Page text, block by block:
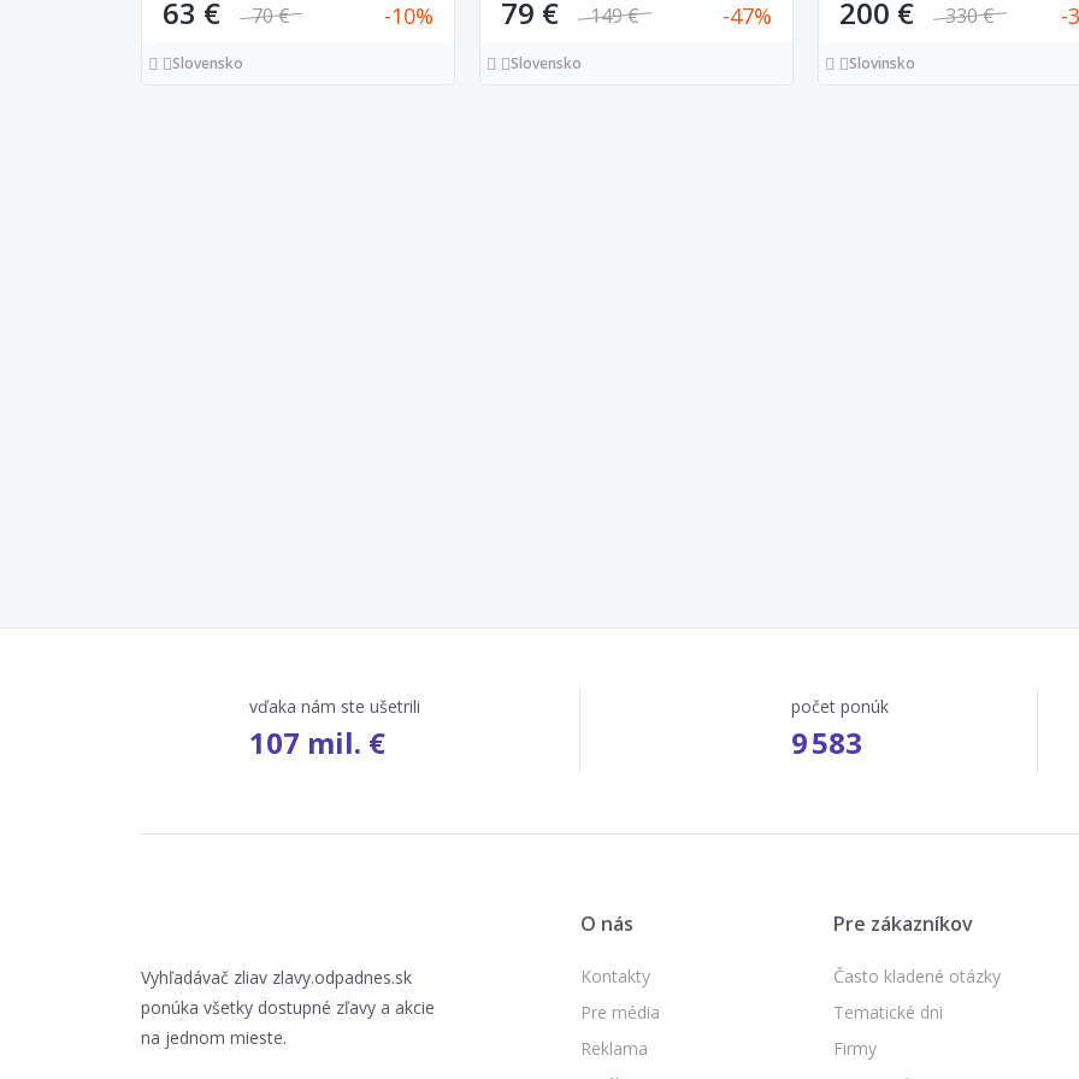
63 € 70 € 10
Slovensko
79 € 149 € 47
Slovensko
200 € 330 €
Slovinsko
vďaka nám ste ušetrili
107 mil. €
počet ponúk
9 583
Vyhľadávač zliav zlavy.odpadnes.sk
ponúka všetky dostupné zľavy a akcie
na jednom mieste.
O nás
Kontakty
Pre média
Reklama
Pre zákazníkov
Často kladené otázky
Tematické dni
Firmy